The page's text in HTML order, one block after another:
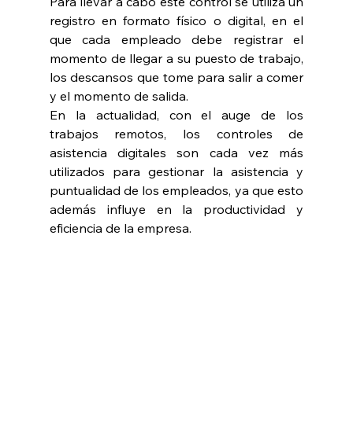
registro en formato físico o digital, en el
que cada empleado debe registrar el
momento de llegar a su puesto de trabajo,
los descansos que tome para salir a comer
y el momento de salida.
En la actualidad, con el auge de los
trabajos remotos, los controles de
asistencia digitales son cada vez más
utilizados para gestionar la asistencia y
puntualidad de los empleados, ya que esto
además influye en la productividad y
eficiencia de la empresa.